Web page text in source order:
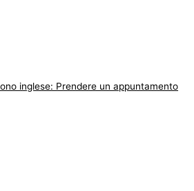
inglese: Prendere un appuntamento